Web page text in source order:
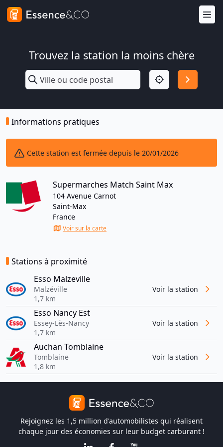
Trouvez la station la moins chère
Informations pratiques
Cette station est fermée depuis le 20/01/2026
Supermarches Match Saint Max
104 Avenue Carnot
Saint-Max
France
Voir sur la carte
Stations à proximité
Esso Malzeville
Malzéville
1,7 km
Voir la station
Esso Nancy Est
Essey-Lès-Nancy
1,7 km
Voir la station
Auchan Tomblaine
Tomblaine
1,8 km
Voir la station
Rejoignez les 1,5 million d'automobilistes qui réalisent
chaque jour des économies sur leur budget carburant !